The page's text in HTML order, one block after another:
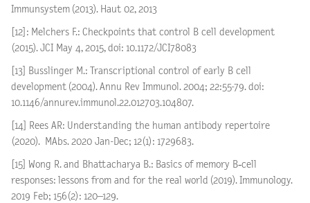
Immunsystem (2013). Haut 02, 2013
[12]: Melchers F.: Checkpoints that control B cell development
(2015). JCI May 4, 2015, doi: 10.1172/JCI78083
[13] Busslinger M.: Transcriptional control of early B cell
development (2004). Annu Rev Immunol. 2004; 22:55-79. doi:
10.1146/annurev.immunol.22.012703.104807.
[14] Rees AR: Understanding the human antibody repertoire
(2020). MAbs. 2020 Jan-Dec; 12(1): 1729683.
[15] Wong R. and Bhattacharya B.: Basics of memory B‐cell
responses: lessons from and for the real world (2019). Immunology.
2019 Feb; 156(2): 120–129.